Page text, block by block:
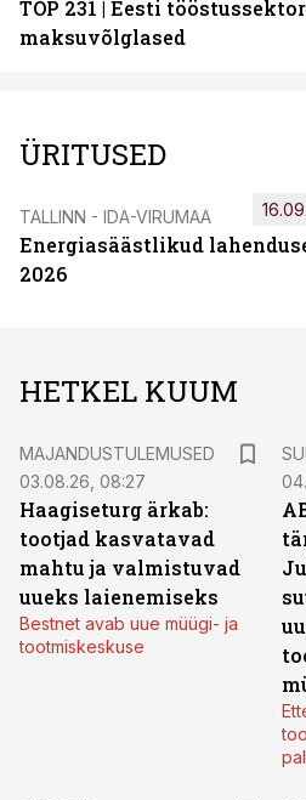
TOP 231 | Eesti
maksuvõlglased
ÜRITUSED
TALLINN - IDA-VIRUMAA
Energiasäästlikud
2026
HETKEL KUUM
MAJANDUSTULEMUSED
03.08.26, 08:27
Haagiseturg ärkab:
tootjad kasvatavad
mahtu ja valmistuvad
uueks laienemiseks
Bestnet avab uue müügi- ja
tootmiskeskuse